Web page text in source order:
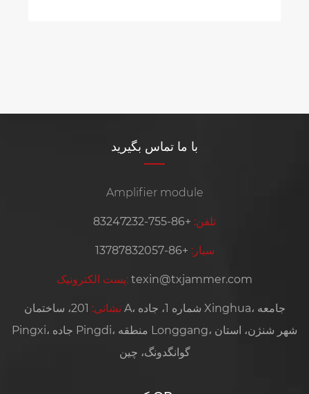
با ما تماس بگیرید
Amplifier module
تلفن: +86-755-83247232
سیار: +86-13787832057
پست الکترونیک: texin@txjammer.com
نشانی:
201، ساختمان A، شماره 1، جاده Xinghua، جامعه
Pingxi، جاده Pingdi، منطقه Longgang، شهر شنژن، استان
گوانگدونگ، چین